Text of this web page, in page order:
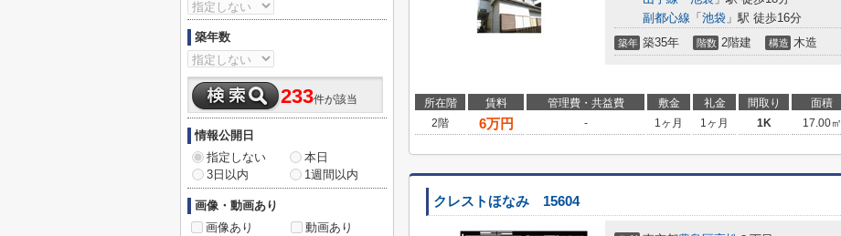
副都心線 「 池袋 」駅 徒歩16分
築年 築35年 階数 2階建 構造 木造
所在階 賃料 管理費・共益費 敷金 礼金 間取り 面積
2階
6万円 - 1ヶ月 1ヶ月 1K 17.00㎡
クレストほなみ 15604
築年数
233件が該当
情報公開日
指定しない
本日
3日以内
1週間以内
画像・動画あり
画像あり
動画あり